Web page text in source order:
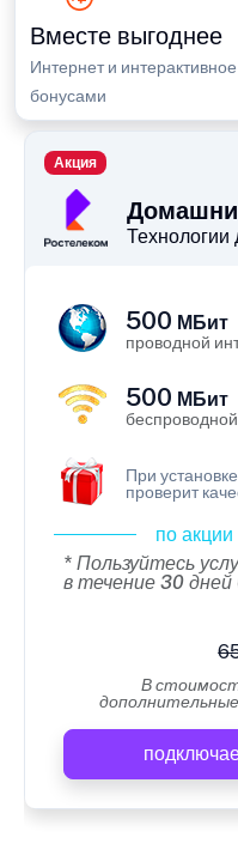
Вместе выгоднее
Интернет и
бонусами
Технологии
Акция
500 МБит
проводной
500 МБит
При
проверит
по
* Пользуйтесь
в течение 30
В
дополнительные